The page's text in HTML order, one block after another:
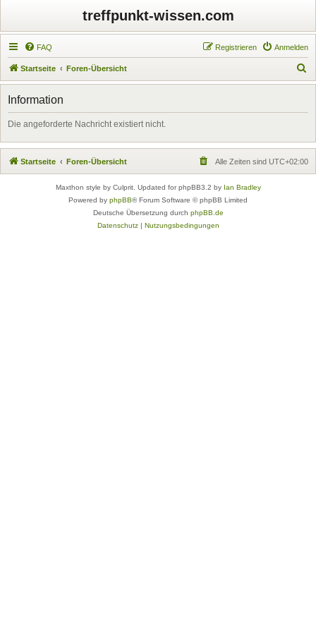
treffpunkt-wissen.com
FAQ Anmelden
Registrieren
Startseite Foren-Übersicht
u
Information
Die angeforderte Nachricht existiert nicht.
Startseite Foren-Übersicht Alle Zeiten sind UTC+02:00
Maxthon style by Culprit. Updated for phpBB3.2 by Ian Bradley
Powered by phpBB® Forum Software © phpBB Limited
Deutsche Übersetzung durch phpBB.de
Datenschutz| Nutzungsbedingungen